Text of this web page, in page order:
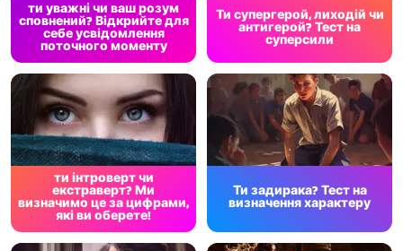
ти уважні чи ваш розум
сповнений? Відкрийте для
себе усвідомлення
поточного моменту
Ти супергерой, лиходій чи
антигерой? Тест на
суперсили
ти інтроверт чи
екстраверт? Ми
визначимо це за цифрами,
які ви оберете!
Ти задирака? Тест на
визначення характеру